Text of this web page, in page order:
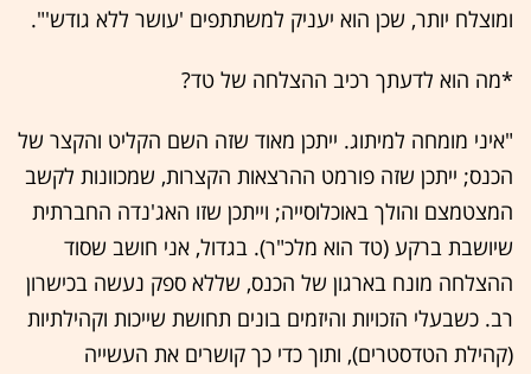
ומוצלח יותר, שכן הוא יעניק למשתתפים 'עושר ללא גודש'".
*מה הוא לדעתך רכיב ההצלחה של טד?
"איני מומחה למיתוג. ייתכן מאוד שזה השם הקליט והקצר של
הכנס; ייתכן שזה פורמט ההרצאות הקצרות, שמכוונות לקשב
המצטמצם והולך באוכלוסייה; וייתכן שזו האג'נדה החברתית
שיושבת ברקע (טד הוא מלכ"ר). בגדול, אני חושב שסוד
ההצלחה מונח בארגון של הכנס, שללא ספק נעשה בכישרון
רב. כשבעלי הזכויות והיזמים בונים תחושת שייכות וקהילתיות
(קהילת הטדסטרים), ותוך כדי כך קושרים את העשייה